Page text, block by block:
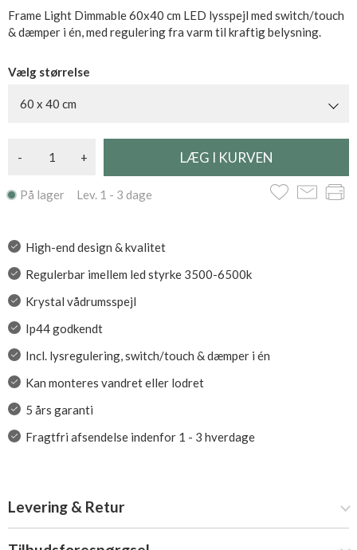
CE mærket og IP44 godkendt, tilsluttes direkte til 230V.
Spejl dybde inkl. bagkant er 35 mm.
Frame Light Dimmable 60x40 cm LED lysspejl med switch/touch
& dæmper i én, med regulering fra varm til kraftig belysning.
Vælg størrelse
60 x 40 cm
- +
På lager Lev. 1 - 3 dage
High-end design & kvalitet
Regulerbar imellem led styrke 3500-6500k
Krystal vådrumsspejl
Ip44 godkendt
Incl. lysregulering, switch/touch & dæmper i én
Kan monteres vandret eller lodret
5 års garanti
Fragtfri afsendelse indenfor 1 - 3 hverdage
Levering & Retur